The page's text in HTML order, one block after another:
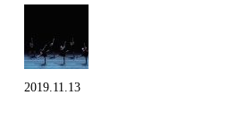
2019.11.13